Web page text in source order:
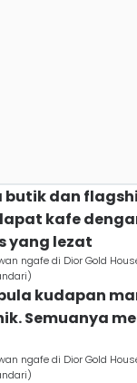
butik dan
kafe
yang lezat
ngafe di Dior Gold
kudapan
Semuanya
ngafe di Dior Gold